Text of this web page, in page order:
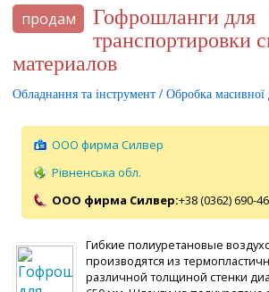
продам
Гофрошланги для
транспортировки
материалов
Обладнання та інструмент / Обробка масивної
ООО фирма Силвер
Рівненська обл.
ООО фирма Силвер:+38 (0362) 690-
Гибкие полиуретановые
производятся из
различной толщиной стенки